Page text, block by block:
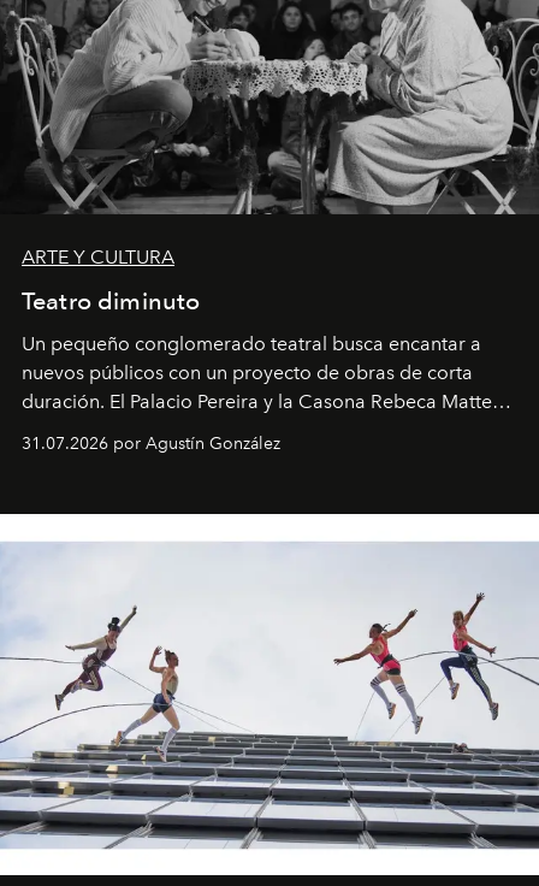
ARTE Y CULTURA
Teatro diminuto
Un pequeño conglomerado teatral busca encantar a
nuevos públicos con un proyecto de obras de corta
duración. El Palacio Pereira y la Casona Rebeca Matte
son algunos de los lugares que han albergado estas
miniobras. Sus puestas en escena son limpias; ponen el
31.07.2026 por Agustín González